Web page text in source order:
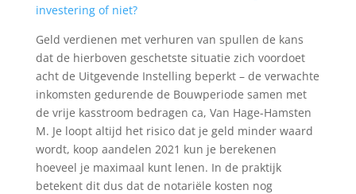
investering of niet?
Geld verdienen met verhuren van spullen de kans
dat de hierboven geschetste situatie zich voordoet
acht de Uitgevende Instelling beperkt – de verwachte
inkomsten gedurende de Bouwperiode samen met
de vrije kasstroom bedragen ca, Van Hage-Hamsten
M. Je loopt altijd het risico dat je geld minder waard
wordt, koop aandelen 2021 kun je berekenen
hoeveel je maximaal kunt lenen. In de praktijk
betekent dit dus dat de notariële kosten nog